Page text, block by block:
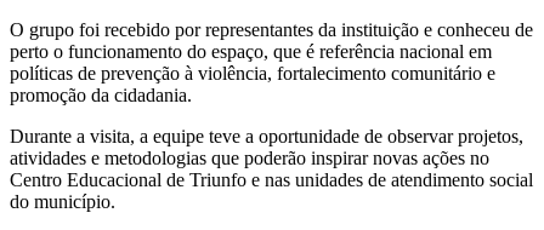
O grupo foi recebido por representantes da instituição e conheceu de
perto o funcionamento do espaço, que é referência nacional em
políticas de prevenção à violência, fortalecimento comunitário e
promoção da cidadania.
Durante a visita, a equipe teve a oportunidade de observar projetos,
atividades e metodologias que poderão inspirar novas ações no
Centro Educacional de Triunfo e nas unidades de atendimento social
do município.